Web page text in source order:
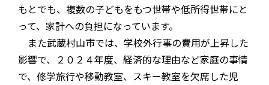
もとでも、複数の子どもをもつ世帯や低所得世帯にと
って、家計への負担になっています。
また武蔵村山市では、学校外行事の費用が上昇した
影響で、２０２４年度、経済的な理由など家庭の事情
で、修学旅行や移動教室、スキー教室を欠席した児